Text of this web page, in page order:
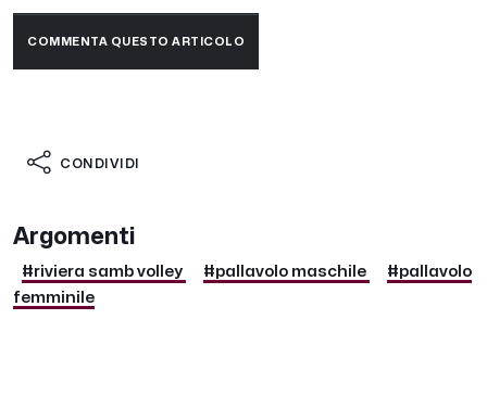
COMMENTA QUESTO ARTICOLO
CONDIVIDI
Argomenti
#riviera samb volley #pallavolo maschile
#pallavolo
femminile